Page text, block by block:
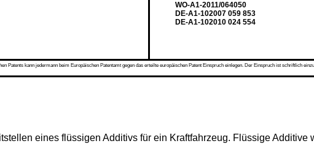
WO-A1-2011/064050
DE-A1-102007 059 853
DE-A1-102010 024 554
Patents kann jedermann beim Europäischen Patentamt gegen das erteilte europäischen Patent Einspruch einlegen. Der Einspruch ist schriftlich
eines flüssigen Additivs für ein Kraftfahrzeug. Flüssige